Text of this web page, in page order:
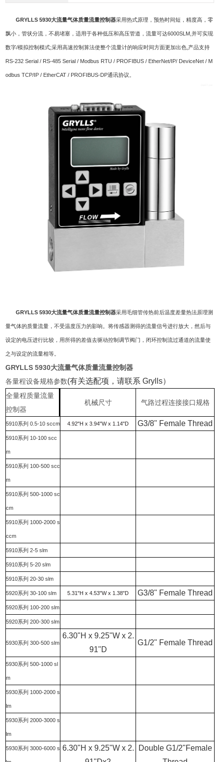
GRYLLS 5930大流量气体质量流量控制器采用热式原理，预热时间短，精度高，零
飘小，管状分流，不易堵塞，适用于各种低压和高压管道，流量可达6000SLM,并可实现
数字/模拟控制模式;采用高速控制算法使整个流量计的响应时间方面更加出色,产品支持
RS-232 Serial / RS-485 Serial / Modbus RTU / PROFIBUS / EtherNet/IP/ DeviceNet / M
odbus TCP/IP / EtherCAT / PROFIBUS-DP通讯协议。
GRYLLS 5930大流量气体质量流量控制器采用毛细管传热前后温度差量热法原理测
量气体的质量流量，不受温度压力的影响。将传感器测得的流量信号进行放大，然后与
设定的电压进行比较，用所得的差值去驱动控制调节阀门，闭环控制流过通道的流量使
之与设定的流量相等。
GRYLLS 5930大流量气体质量流量控制器
各量程设备规格参数(有关选配项，请联系 Grylls）
全量程质量流量
控制器
机械尺寸 气路过程连接接口规格
5910系列 0.5-10 sccm 4.92"H x 3.94"W x 1.14"D G3/8" Female Thread
5910系列 10-100 scc
m
5910系列 100-500 scc
m
5910系列 500-1000 sc
cm
5910系列 1000-2000 s
ccm
5910系列 2-5 slm
5910系列 5-20 slm
5910系列 20-30 slm
5920系列 30-100 slm 5.31"H x 4.53"W x 1.38"D G3/8" Female Thread
5920系列 100-200 slm
5920系列 200-300 slm
5930系列 300-500 slm
6.30"H x 9.25"W x 2.
91"D
G1/2" Female Thread
5930系列 500-1000 sl
m
5930系列 1000-2000 s
lm
5930系列 2000-3000 s
lm
5930系列 3000-6000 s 6.30"H x 9.25"W x 2.
Double G1/2"Female